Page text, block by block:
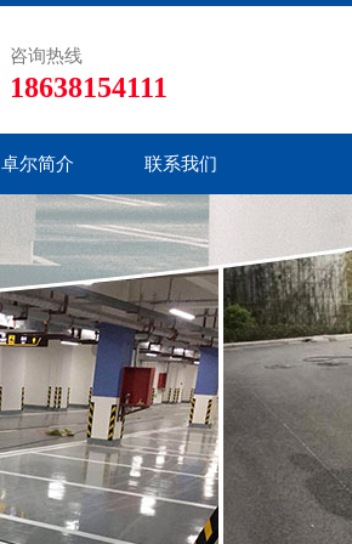
咨询热线
18638154111
卓尔简介 联系我们